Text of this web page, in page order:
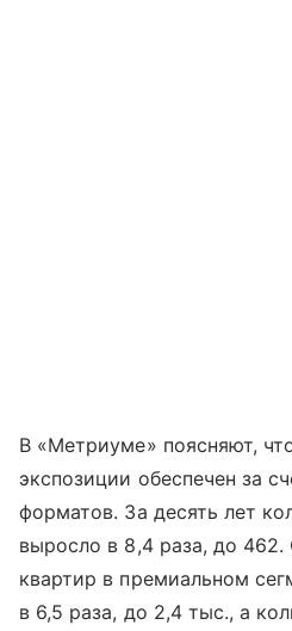
В «Метриуме» поясняют,
экспозиции обеспечен за
форматов. За десять лет
выросло в 8,4 раза, до
квартир в премиальном
в 6,5 раза, до 2,4 тыс., а